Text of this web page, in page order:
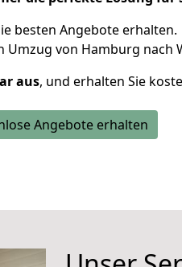
besten Angebote erhalten.
Umzug von Hamburg nach
aus, und erhalten Sie
Angebote erhalten